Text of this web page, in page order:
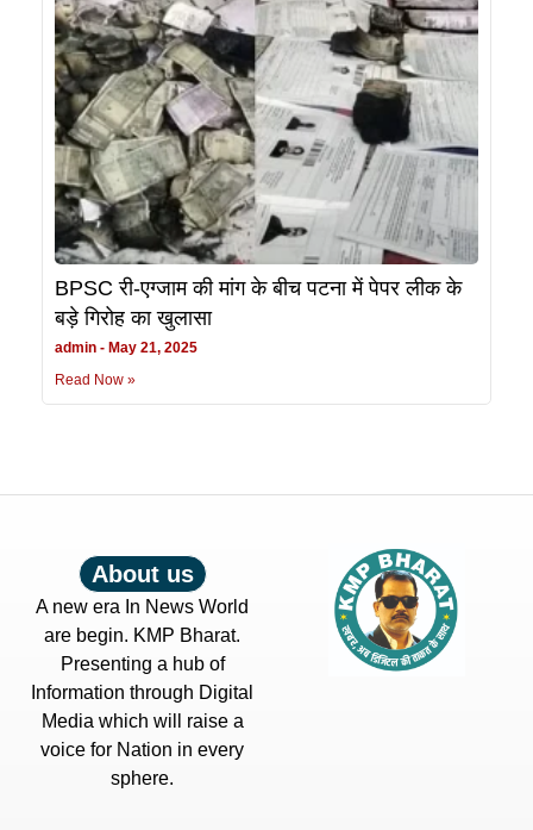
BPSC री-एग्जाम की मांग के बीच पटना में पेपर लीक के
बड़े गिरोह का खुलासा
admin
May 21, 2025
Read Now »
About us
A new era In News World
are begin. KMP Bharat.
Presenting a hub of
Information through Digital
Media which will raise a
voice for Nation in every
sphere.